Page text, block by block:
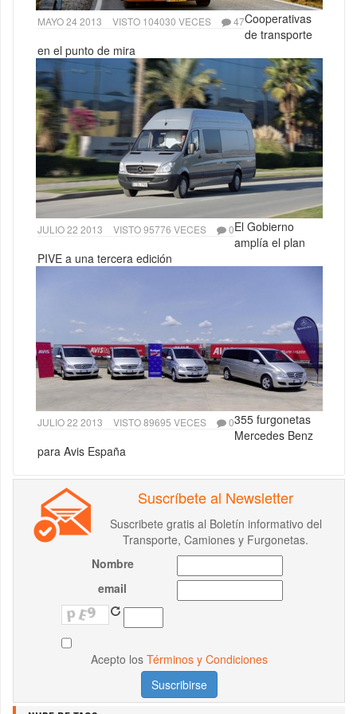
MAYO 24 2013 VISTO 104030 VECES 47Cooperativas
de transporte
en el punto de mira
JULIO 22 2013 VISTO 95776 VECES 0El Gobierno
amplía el plan
PIVE a una tercera edición
JULIO 22 2013 VISTO 89695 VECES 0355 furgonetas
Mercedes Benz
para Avis España
Suscríbete al Newsletter
Suscribete gratis al Boletín informativo del
Transporte, Camiones y Furgonetas.
Nombre
email
Acepto los Términos y Condiciones